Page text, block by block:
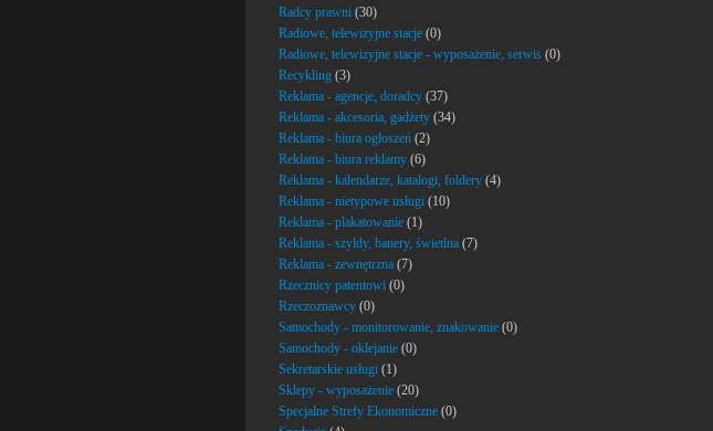
Radcy prawni (30)
Radiowe, telewizyjne stacje (0)
Radiowe, telewizyjne stacje - wyposażenie, serwis (0)
Recykling (3)
Reklama - agencje, doradcy (37)
Reklama - akcesoria, gadżety (34)
Reklama - biura ogłoszeń (2)
Reklama - biura reklamy (6)
Reklama - kalendarze, katalogi, foldery (4)
Reklama - nietypowe usługi (10)
Reklama - plakatowanie (1)
Reklama - szyldy, banery, świetlna (7)
Reklama - zewnętrzna (7)
Rzecznicy patentowi (0)
Rzeczoznawcy (0)
Samochody - monitorowanie, znakowanie (0)
Samochody - oklejanie (0)
Sekretarskie usługi (1)
Sklepy - wyposażenie (20)
Specjalne Strefy Ekonomiczne (0)